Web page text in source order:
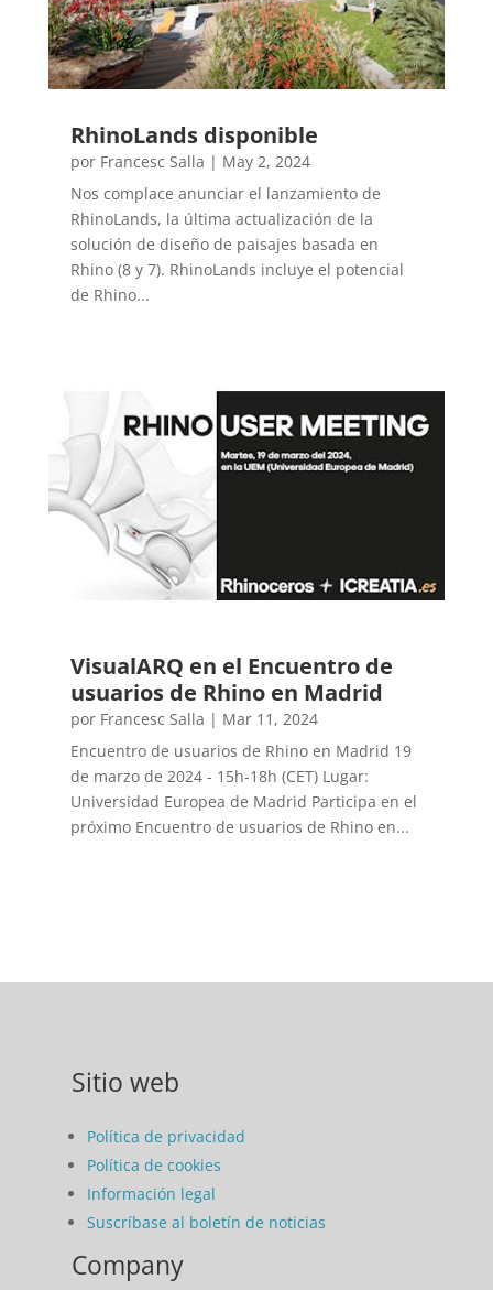
RhinoLands disponible
por Francesc Salla | May 2, 2024
Nos complace anunciar el lanzamiento de
RhinoLands, la última actualización de la
solución de diseño de paisajes basada en
Rhino (8 y 7). RhinoLands incluye el potencial
de Rhino...
VisualARQ en el Encuentro de
usuarios de Rhino en Madrid
por Francesc Salla | Mar 11, 2024
Encuentro de usuarios de Rhino en Madrid 19
de marzo de 2024 - 15h-18h (CET) Lugar:
Universidad Europea de Madrid Participa en el
próximo Encuentro de usuarios de Rhino en...
Sitio web
Política de privacidad
Política de cookies
Información legal
Suscríbase al boletín de noticias
Company